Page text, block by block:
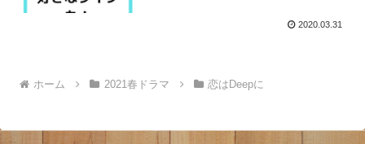
2020.03.31
ホーム 2021春ドラマ 恋はDeepに